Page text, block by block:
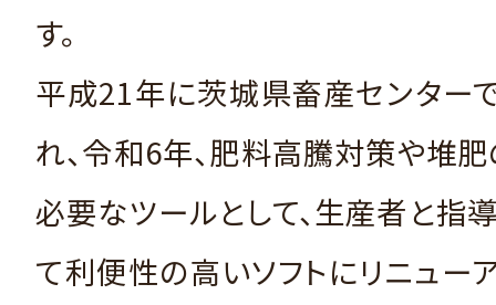
す。
平成21年に茨城県畜産センター
れ、令和6年、肥料高騰対策や堆
必要なツールとして、生産者と指
て利便性の高いソフトにリニュー